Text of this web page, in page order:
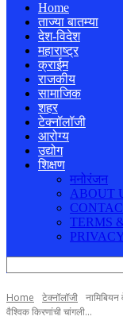
Home
ताज्या बातम्या
देश-विदेश
महाराष्ट्र
क्राईम
राजकीय
सामाजिक
शहर
टेक्नॉलॉजी
आरोग्य
उद्योग
शिक्षण
मनोरंजन
ABOUT
TERMS
Home टेक्नॉलॉजी
वैश्विक किरणांची चांगली...